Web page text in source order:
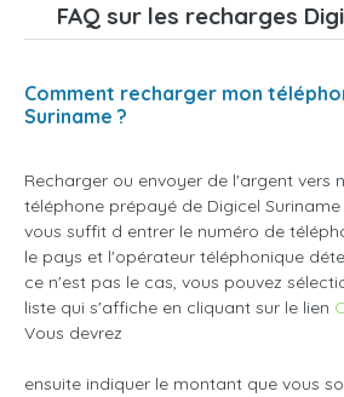
FAQ sur les recharges
Comment recharger mon
Suriname ?
Recharger ou envoyer de l'argent vers
téléphone prépayé de Digicel Suriname
vous suffit d entrer le numéro de
le pays et l'opérateur téléphonique
ce n'est pas le cas, vous pouvez
liste qui s'affiche en cliquant sur le lien
Vous devrez
ensuite indiquer le montant que vous